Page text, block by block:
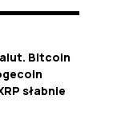
Bitcoin
słabnie